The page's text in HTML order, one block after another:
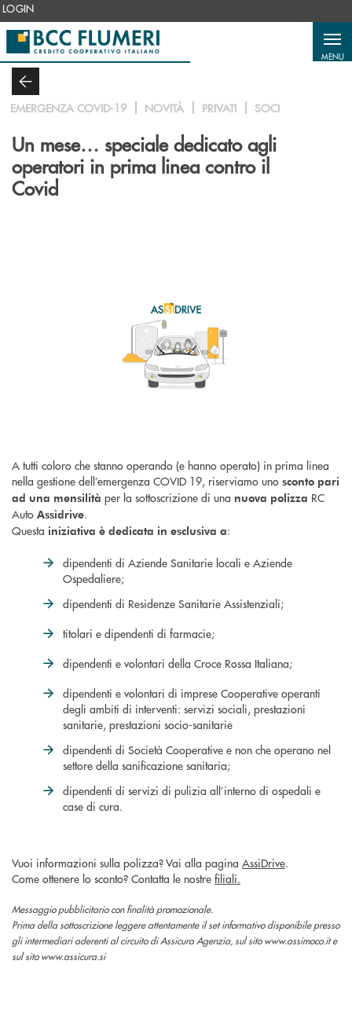
Salta al contenuto principale
LOGIN
MENU
EMERGENZA COVID-19 NOVITÀ PRIVATI SOCI
Un mese… speciale dedicato agli
operatori in prima linea contro il
Covid
A tutti coloro che stanno operando (e hanno operato) in prima linea
nella gestione dell’emergenza COVID 19, riserviamo uno sconto pari
ad una mensilità per la sottoscrizione di una nuova polizza RC
Auto Assidrive.
Questa iniziativa è dedicata in esclusiva a:
dipendenti di Aziende Sanitarie locali e Aziende
Ospedaliere;
dipendenti di Residenze Sanitarie Assistenziali;
titolari e dipendenti di farmacie;
dipendenti e volontari della Croce Rossa Italiana;
dipendenti e volontari di imprese Cooperative operanti
degli ambiti di interventi: servizi sociali, prestazioni
sanitarie, prestazioni socio-sanitarie
dipendenti di Società Cooperative e non che operano nel
settore della sanificazione sanitaria;
dipendenti di servizi di pulizia all’interno di ospedali e
case di cura.
Vuoi informazioni sulla polizza? Vai alla pagina AssiDrive.
Come ottenere lo sconto? Contatta le nostre filiali.
Messaggio pubblicitario con finalità promozionale.
Prima della sottoscrizione leggere attentamente il set informativo disponibile presso
gli intermediari aderenti al circuito di Assicura Agenzia, sul sito www.assimoco.it e
sul sito www.assicura.si